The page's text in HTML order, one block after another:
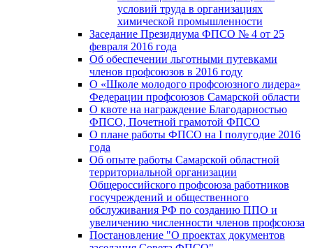
условий труда в организациях
химической промышленности
Заседание Президиума ФПСО № 4 от 25
февраля 2016 года
Об обеспечении льготными путевками
членов профсоюзов в 2016 году
О «Школе молодого профсоюзного лидера»
Федерации профсоюзов Самарской области
О квоте на награждение Благодарностью
ФПСО, Почетной грамотой ФПСО
О плане работы ФПСО на I полугодие 2016
года
Об опыте работы Самарской областной
территориальной организации
Общероссийского профсоюза работников
госучреждений и общественного
обслуживания РФ по созданию ППО и
увеличению численности членов профсоюза
Постановление "О проектах документов